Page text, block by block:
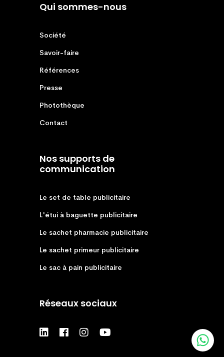
Qui sommes-nous
Société
Savoir-faire
Références
Presse
Photothèque
Contact
Nos supports de
communication
Le set de table publicitaire
L'étui à baguette publicitaire
Le sachet pharmacie publicitaire
Le sachet primeur publicitaire
Le sac à pain publicitaire
Réseaux sociaux